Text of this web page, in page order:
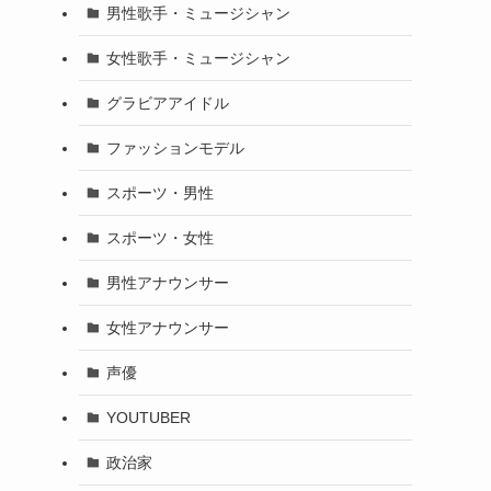
男性歌手・ミュージシャン
女性歌手・ミュージシャン
グラビアアイドル
ファッションモデル
スポーツ・男性
スポーツ・女性
男性アナウンサー
女性アナウンサー
声優
YOUTUBER
政治家